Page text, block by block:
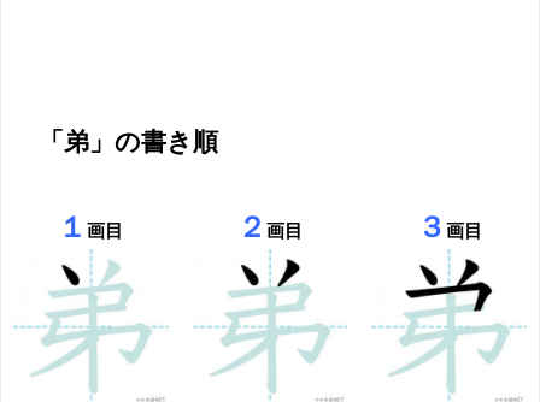
「弟」の書き順
１画目 ２ 画目 ３ 画目